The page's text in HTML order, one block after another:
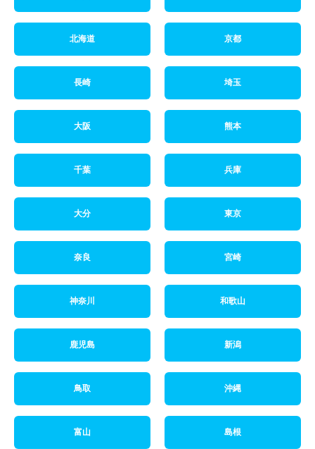
北海道 京都
長崎 埼玉
大阪 熊本
千葉 兵庫
大分 東京
奈良 宮崎
神奈川 和歌山
鹿児島 新潟
鳥取 沖縄
富山 島根